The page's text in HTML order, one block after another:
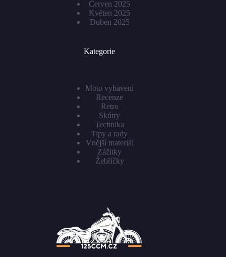
Červen 2025
Květen 2025
Duben 2025
Kategorie
Moto vybavení
Recenze
Retro
Skútry
Technika
Tipy a rady
Vnější materiál
Zážitky
Žebříčky